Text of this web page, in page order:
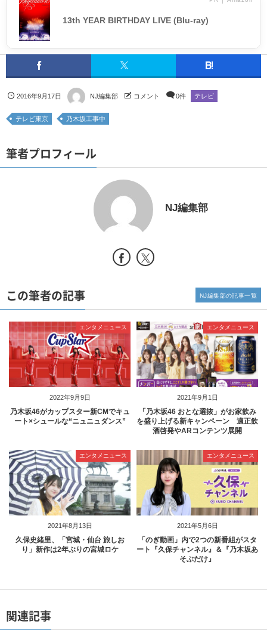
13th YEAR BIRTHDAY LIVE (Blu-ray)
2016年9月17日 NJ編集部 コメント 0件 テレビ
テレビ東京 乃木坂工事中
筆者プロフィール
NJ編集部
この筆者の記事
2022年9月9日
エンタメニュース
乃木坂46がカップスター新CMでキュ
ート×シュールな“ニュニュダンス”
2021年9月1日
エンタメニュース
「乃木坂46 おとな選抜」がお家飲み
を盛り上げる新キャンペーン 適正飲
酒啓発やARコンテンツ展開
2021年8月13日
エンタメニュース
久保史緒里、「宮城・仙台 旅しお
り」新作は2年ぶりの宮城ロケ
2021年5月6日
エンタメニュース
「のぎ動画」内で2つの新番組がスタ
ート『久保チャンネル』＆『乃木坂あ
そぶだけ』
NJ編集部の記事一覧
関連記事